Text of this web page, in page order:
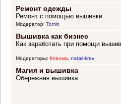
Ремонт одежды
Ремонт с помощью вышивки
Модератор: Tomin
Вышивка как бизнес
Как заработать при помощи
Модераторы: Клеома, natali-krav
Магия и вышивка
Обережная вышивка